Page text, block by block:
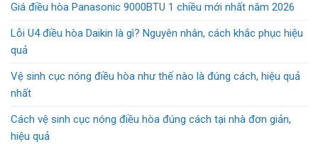
Giá điều hòa Panasonic 9000BTU 1 chiều mới nhất năm 2026
Lỗi U4 điều hòa Daikin là gì? Nguyên nhân, cách khắc phục hiệu
quả
Vệ sinh cục nóng điều hòa như thế nào là đúng cách, hiệu quả
nhất
Cách vệ sinh cục nóng điều hòa đúng cách tại nhà đơn giản,
hiệu quả